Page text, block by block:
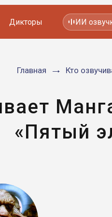
Мультфильмов
Дикторы ИИ
Главная Кто
«Пятый